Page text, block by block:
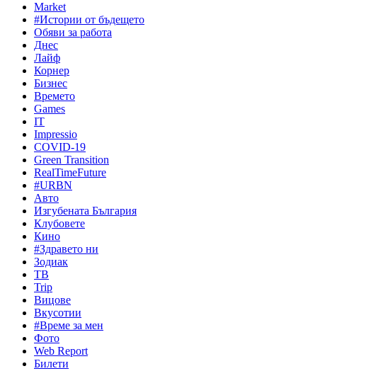
Market
#Истории от бъдещето
Обяви за работа
Днес
Лайф
Корнер
Бизнес
Времето
Games
IT
Impressio
COVID-19
Green Transition
RealTimeFuture
#URBN
Авто
Изгубената България
Клубовете
Кино
#Здравето ни
Зодиак
ТВ
Trip
Вицове
Вкусотии
#Време за мен
Фото
Web Report
Билети